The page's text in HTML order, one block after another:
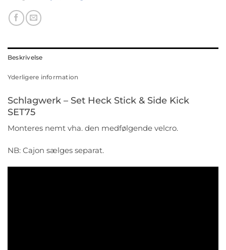
Beskrivelse
Yderligere information
Schlagwerk – Set Heck Stick & Side Kick
SET75
Monteres nemt vha. den medfølgende velcro.
NB: Cajon sælges separat.